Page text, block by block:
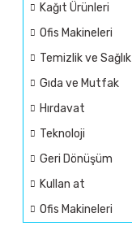
Kağıt Ürünleri
Ofis Makineleri
Temizlik ve Sağlık
Gıda ve Mutfak
Hırdavat
Teknoloji
Geri Dönüşüm
Kullan at
Ofis Makineleri